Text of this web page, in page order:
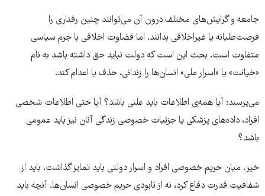
جامعه و گرایش‌های مختلف درون آن می‌توانند چنین رفتاری را
فرصت‌طلبانه یا غیراخلاقی بدانند. اما قضاوت اخلاقی با جرم سیاسی
متفاوت است. بحث این است که دولت نباید حق داشته باشد به نام
«خیانت» یا «اسرار ملی» انسان‌ها را زندانی، حذف یا اعدام کند.
می‌پرسند: آیا همه‌ی اطلاعات باید علنی باشد؟ آیا حتی اطلاعات شخصی
افراد، داده‌های پزشکی یا جزئیات خصوصی زندگی آنان نیز باید عمومی
باشد؟
خیر. میان حریم خصوصی افراد و اسرار دولتی باید تمایز گذاشت. باید از
شفافیت قدرت دفاع کرد، نه از نابودی حریم خصوصی انسان‌ها. آنچه باید